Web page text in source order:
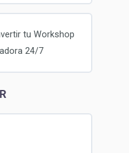
tu Workshop
24/7